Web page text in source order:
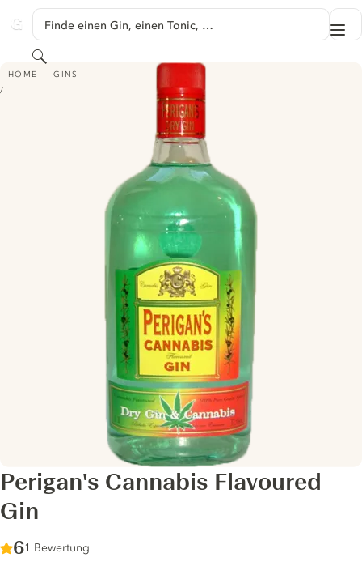
GINVENTORY
Finde einen Gin, einen Tonic, …
Suchen
HOME GINS
PERIGAN'S CANNABIS FLAVOURED GIN
Perigan's Cannabis Flavoured
Gin
Score :
6/ 10
1 Bewertung